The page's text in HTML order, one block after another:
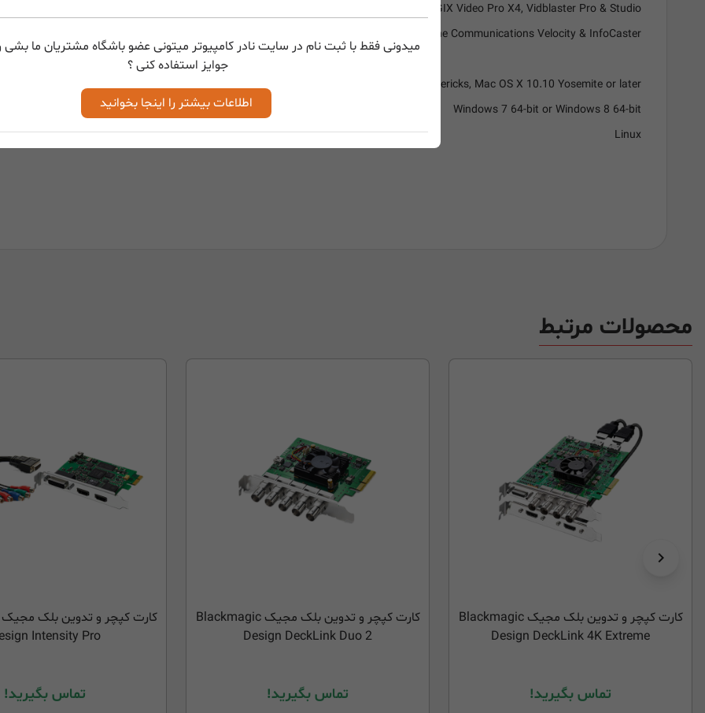
میدونی فقط با ثبت نام در سایت نادر کامپیوتر میتونی عضو باشگاه مشتریان ما بشی
جوایز استفاده کنی ؟
اطلاعات بیشتر را اینجا بخوانید
Avenue 4, Sony Vegas Pro, Corel VideoStudio Pro X4, CyberLink Power Director, MAGIX Video Pro X4, Vidblaster Pro & Studio
Broadcast, Uniplay, Playbox AirBox, CasparCG, Magicsoft CG, Xsplit Broadcaster, Imagine Communications Velocity & InfoCaster
Mac OS X 10.9 Mavericks, Mac OS X 10.10 Yosemite or later.
Windows 7 64-bit or Windows 8 64-bit
Linux
محصولات مرتبط
کارت کپچر و تدوین بلک مجیک Blackmagic
Design DeckLink 4K Extreme
تماس بگیرید!
کارت کپچر و تدوین بلک مجیک Blackmagic
Design DeckLink Duo 2
تماس بگیرید!
Intensity Pro
تماس بگیرید!